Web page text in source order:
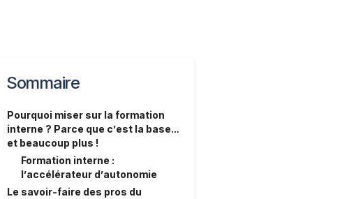
Sommaire
Pourquoi miser sur la formation
interne ? Parce que c’est la base…
et beaucoup plus !
Formation interne :
l’accélérateur d’autonomie
Le savoir-faire des pros du